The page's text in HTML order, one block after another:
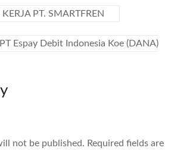
PT. SMARTFREN
Espay Debit Indonesia Koe (DANA)
not be published. Required fields are